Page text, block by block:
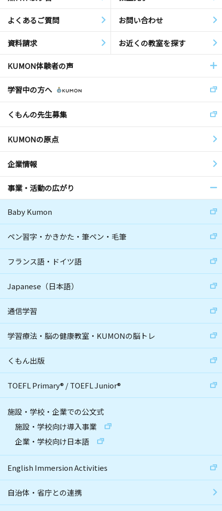
よくあるご質問 お問い合わせ
資料請求 お近くの教室を探す
KUMON体験者の声
学習中の方へ
くもんの先生募集
KUMONの原点
企業情報
事業・活動の広がり
Baby Kumon
ペン習字・かきかた・筆ペン・毛筆
フランス語・ドイツ語
Japanese（日本語）
通信学習
学習療法・脳の健康教室・KUMONの脳トレ
くもん出版
TOEFL Primary® /TOEFL Junior®
施設・学校・企業での公文式
施設・学校向け導入事業
企業・学校向け日本語
English Immersion Activities
自治体・省庁との連携